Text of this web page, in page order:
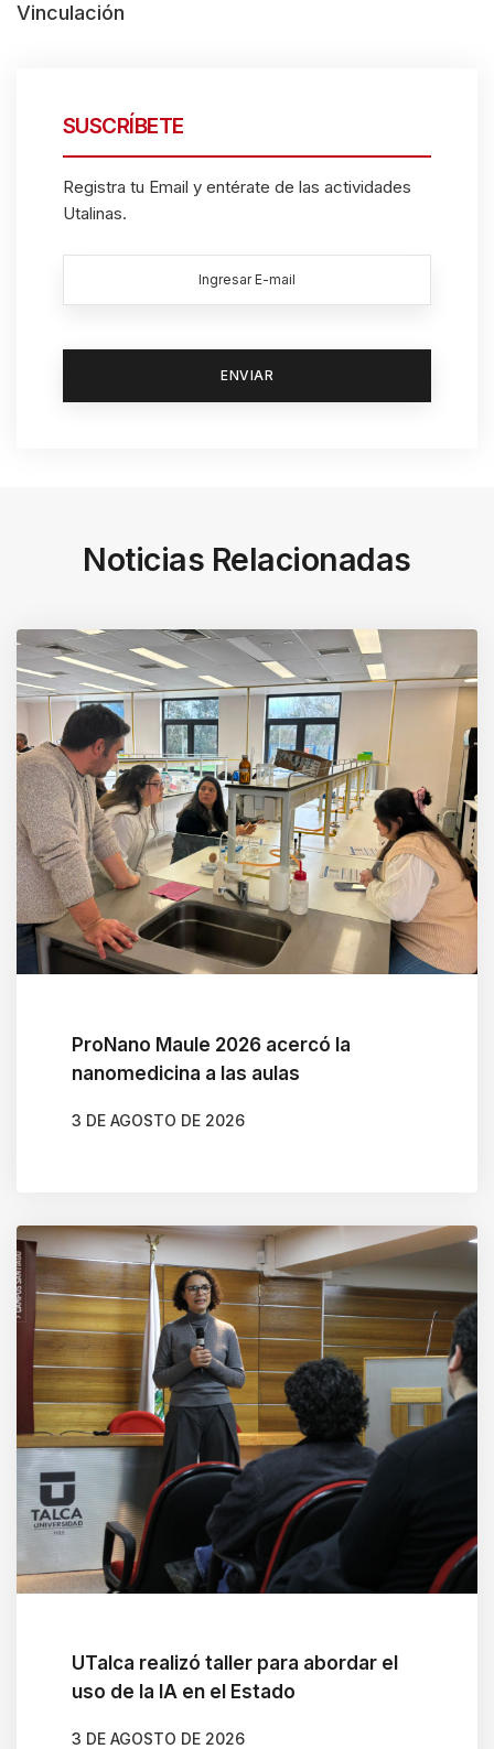
Vinculación
SUSCRÍBETE
Registra tu Email y entérate de las actividades
Utalinas.
Noticias Relacionadas
ProNano Maule 2026 acercó la
nanomedicina a las aulas
3 DE AGOSTO DE 2026
UTalca realizó taller para abordar el
uso de la IA en el Estado
3 DE AGOSTO DE 2026